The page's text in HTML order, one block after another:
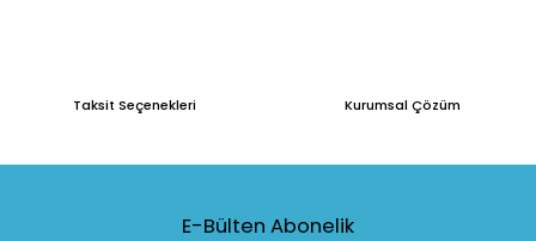
Taksit Seçenekleri Kurumsal Çözüm
E-Bülten Abonelik